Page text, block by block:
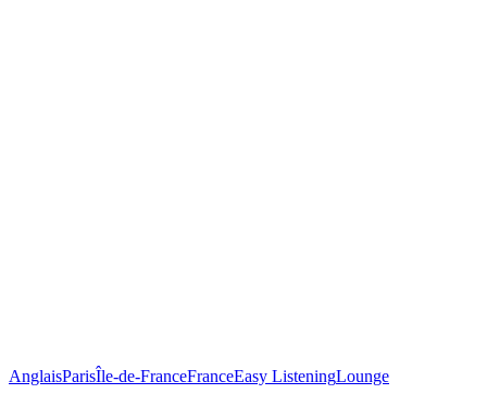
AnglaisParisÎle-de-FranceFranceEasy ListeningLounge